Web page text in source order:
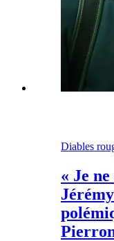
Diables
« Je